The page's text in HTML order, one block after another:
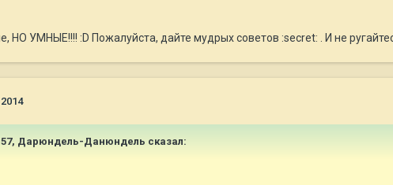
НО УМНЫЕ!!!! :D Пожалуйста, дайте мудрых советов :secret: . И не
Дарюндель-Данюндель сказал: